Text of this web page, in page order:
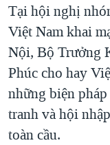
KINH TẾ
KHOA HỌC
SỨC KHOẺ
VĂN HOÁ
GIÁO DỤC
GIẢI MÃ VÀNH
NGÀY TỊ NẠN
TRỊNH VĨNH
GROUND ZERO –
CHI PHÍ CHIẾN
MẠNG XÃ HỘI
Ngôn ngữ khác
Tại hội nghị
Việt Nam khai
Nội, Bộ Trưởng
Phúc cho hay
những biện
tranh và hội
toàn cầu.